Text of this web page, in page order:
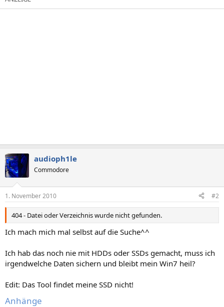
audioph1le
Commodore
1. November 2010 #2
404 - Datei oder Verzeichnis wurde nicht gefunden.
Ich mach mich mal selbst auf die Suche^^
Ich hab das noch nie mit HDDs oder SSDs gemacht, muss ich
irgendwelche Daten sichern und bleibt mein Win7 heil?
Edit: Das Tool findet meine SSD nicht!
Anhänge